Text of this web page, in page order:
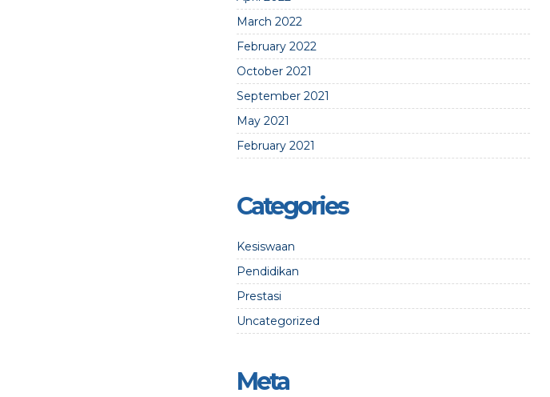
March 2022
February 2022
October 2021
September 2021
May 2021
February 2021
Categories
Kesiswaan
Pendidikan
Prestasi
Uncategorized
Meta